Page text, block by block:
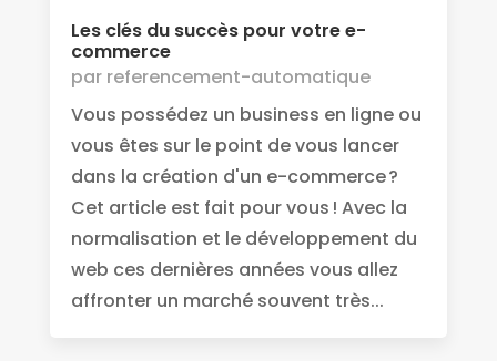
Les clés du succès pour votre e-
commerce
par referencement-automatique
Vous possédez un business en ligne ou
vous êtes sur le point de vous lancer
dans la création d'un e-commerce ?
Cet article est fait pour vous ! Avec la
normalisation et le développement du
web ces dernières années vous allez
affronter un marché souvent très...